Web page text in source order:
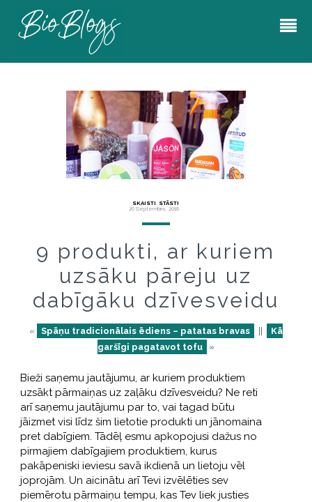
SKAISTI STĀSTI
20 Septembris, 2018
9 produkti, ar kuriem
uzsāku pāreju uz
dabīgāku dzīvesveidu
« Spāņu tradicionālais ēdiens – patatas bravas
Kā
garšīgi pagatavot tofu
»
Bieži saņemu jautājumu, ar kuriem produktiem
uzsākt pārmaiņas uz zaļāku dzīvesveidu? Ne reti
arī saņemu jautājumu par to, vai tagad būtu
jāizmet visi līdz šim lietotie produkti un jānomaina
pret dabīgiem. Tādēļ esmu apkopojusi dažus no
pirmajiem dabīgajiem produktiem, kurus
pakāpeniski ieviesu savā ikdienā un lietoju vēl
joprojām. Un aicinātu arī Tevi izvēlēties sev
piemērotu pārmaiņu tempu, kas Tev liek justies